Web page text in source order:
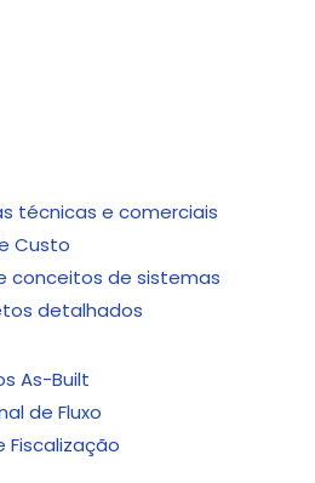
técnicas e comerciais
Custo
conceitos de sistemas
detalhados
As-Built
de Fluxo